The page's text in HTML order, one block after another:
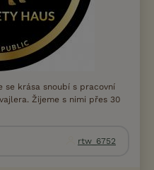
se krása snoubí s pracovní
Žijeme s nimi přes 30
rtw_6752